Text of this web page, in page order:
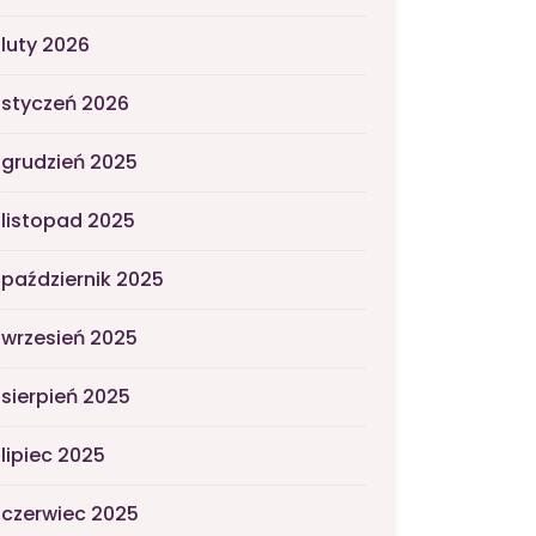
luty 2026
styczeń 2026
grudzień 2025
listopad 2025
październik 2025
wrzesień 2025
sierpień 2025
lipiec 2025
czerwiec 2025